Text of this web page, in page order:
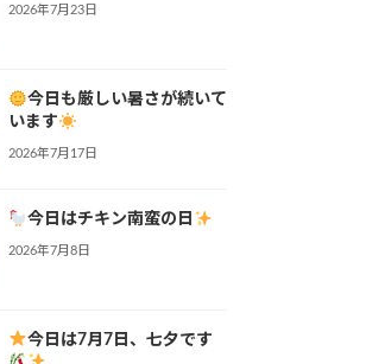
2026年7月23日
今日も厳しい暑さが続いて
います
2026年7月17日
今日はチキン南蛮の日
2026年7月8日
今日は7月7日、七夕です